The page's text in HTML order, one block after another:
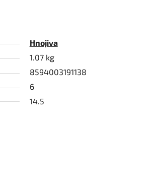
Hnojiva
1.07 kg
8594003191138
6
14.5